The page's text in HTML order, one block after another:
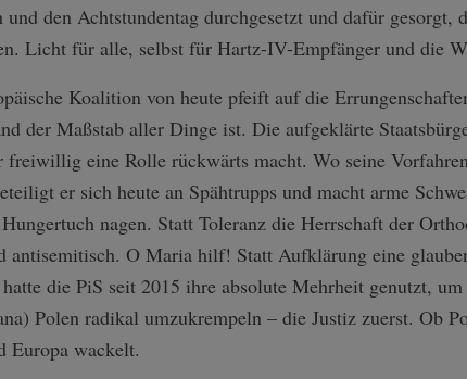
den Achtstundentag durchgesetzt und dafür gesorgt,
Licht für alle, selbst für Hartz-IV-Empfänger und die
Koalition von heute pfeift auf die
der Maßstab aller Dinge ist. Die aufgeklärte
freiwillig eine Rolle rückwärts macht. Wo seine
er sich heute an Spähtrupps und macht arme
nagen. Statt Toleranz die Herrschaft der
antisemitisch. O Maria hilf! Statt Aufklärung eine
die PiS seit 2015 ihre absolute Mehrheit genutzt,
Polen radikal umzukrempeln – die Justiz zuerst. Ob
Europa wackelt.